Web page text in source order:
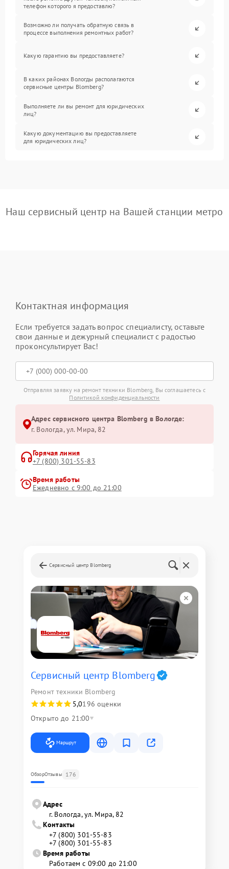
телефон которого я предоставлю?
Возможно ли получать обратную связь в
процессе выполнения ремонтных работ?
Какую гарантию вы предоставляете?
В каких районах Вологды располагаются
сервисные центры Blomberg?
Выполняете ли вы ремонт для юридических
лиц?
Какую документацию вы предоставляете
для юридических лиц?
Наш сервисный центр на Вашей станции метро
Контактная информация
Если требуется задать вопрос специалисту, оставьте
свои данные и дежурный специалист с радостью
проконсультирует Вас!
Отправляя заявку на ремонт техники Blomberg, Вы соглашаетесь с
Политикой конфиденциальности
Адрес сервисного центра Blomberg в Вологде:
г. Вологда, ул. Мира, 82
Горячая линия
+7 (800) 301-55-83
Время работы
Ежедневно с 9:00 до 21:00
Сервисный центр Blomberg
Сервисный центр Blomberg
Ремонт техники Blomberg
5,0196 оценки
Открыто до 21:00
Маршрут
ОбзорОтзывы 176
Адрес
г. Вологда, ул. Мира, 82
Контакты
+7 (800) 301-55-83
+7 (800) 301-55-83
Время работы
Работаем с 09:00 до 21:00